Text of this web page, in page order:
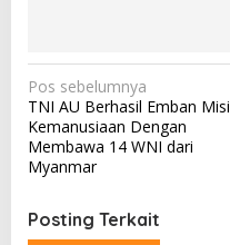
N
a
v
i
g
Pos sebelumnya
TNI AU Berhasil Emban Misi
Kemanusiaan Dengan
Membawa 14 WNI dari
Myanmar
Posting Terkait